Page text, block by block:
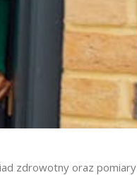
zdrowotny oraz pomiary